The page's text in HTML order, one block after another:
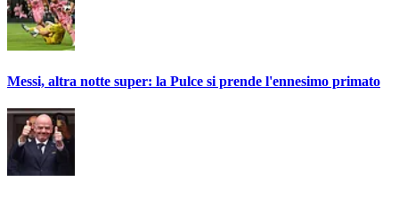
Messi, altra notte super: la Pulce si prende l'ennesimo primato